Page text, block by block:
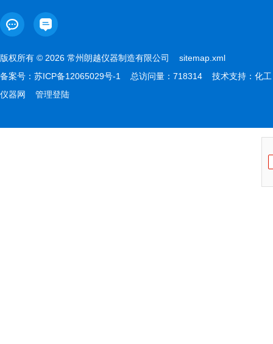
版权所有 © 2026 常州朗越仪器制造有限公司 sitemap.xml
备案号： 苏ICP备12065029号-1 总访问量：718314 技术支持： 化工
仪器网
管理登陆